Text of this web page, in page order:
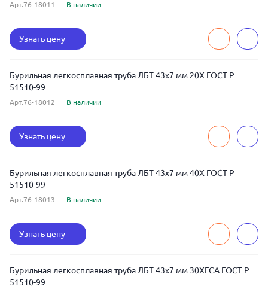
Арт.76-18011 В наличии
Узнать цену
Бурильная легкосплавная труба ЛБТ 43x7 мм 20Х ГОСТ Р
51510-99
Арт.76-18012 В наличии
Узнать цену
Бурильная легкосплавная труба ЛБТ 43x7 мм 40Х ГОСТ Р
51510-99
Арт.76-18013 В наличии
Узнать цену
Бурильная легкосплавная труба ЛБТ 43x7 мм 30ХГСА ГОСТ Р
51510-99